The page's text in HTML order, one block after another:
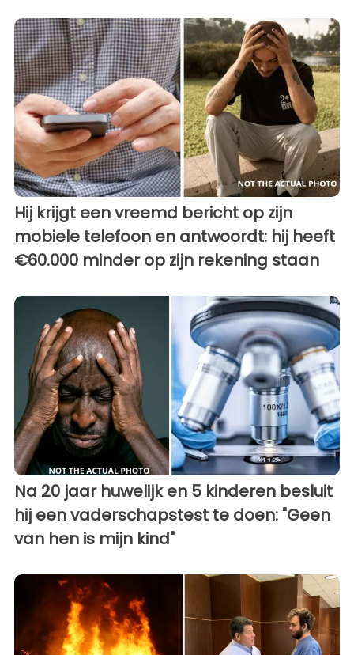
Hij krijgt een vreemd bericht op zijn
mobiele telefoon en antwoordt: hij heeft
€60.000 minder op zijn rekening staan
Na 20 jaar huwelijk en 5 kinderen besluit
hij een vaderschapstest te doen: "Geen
van hen is mijn kind"